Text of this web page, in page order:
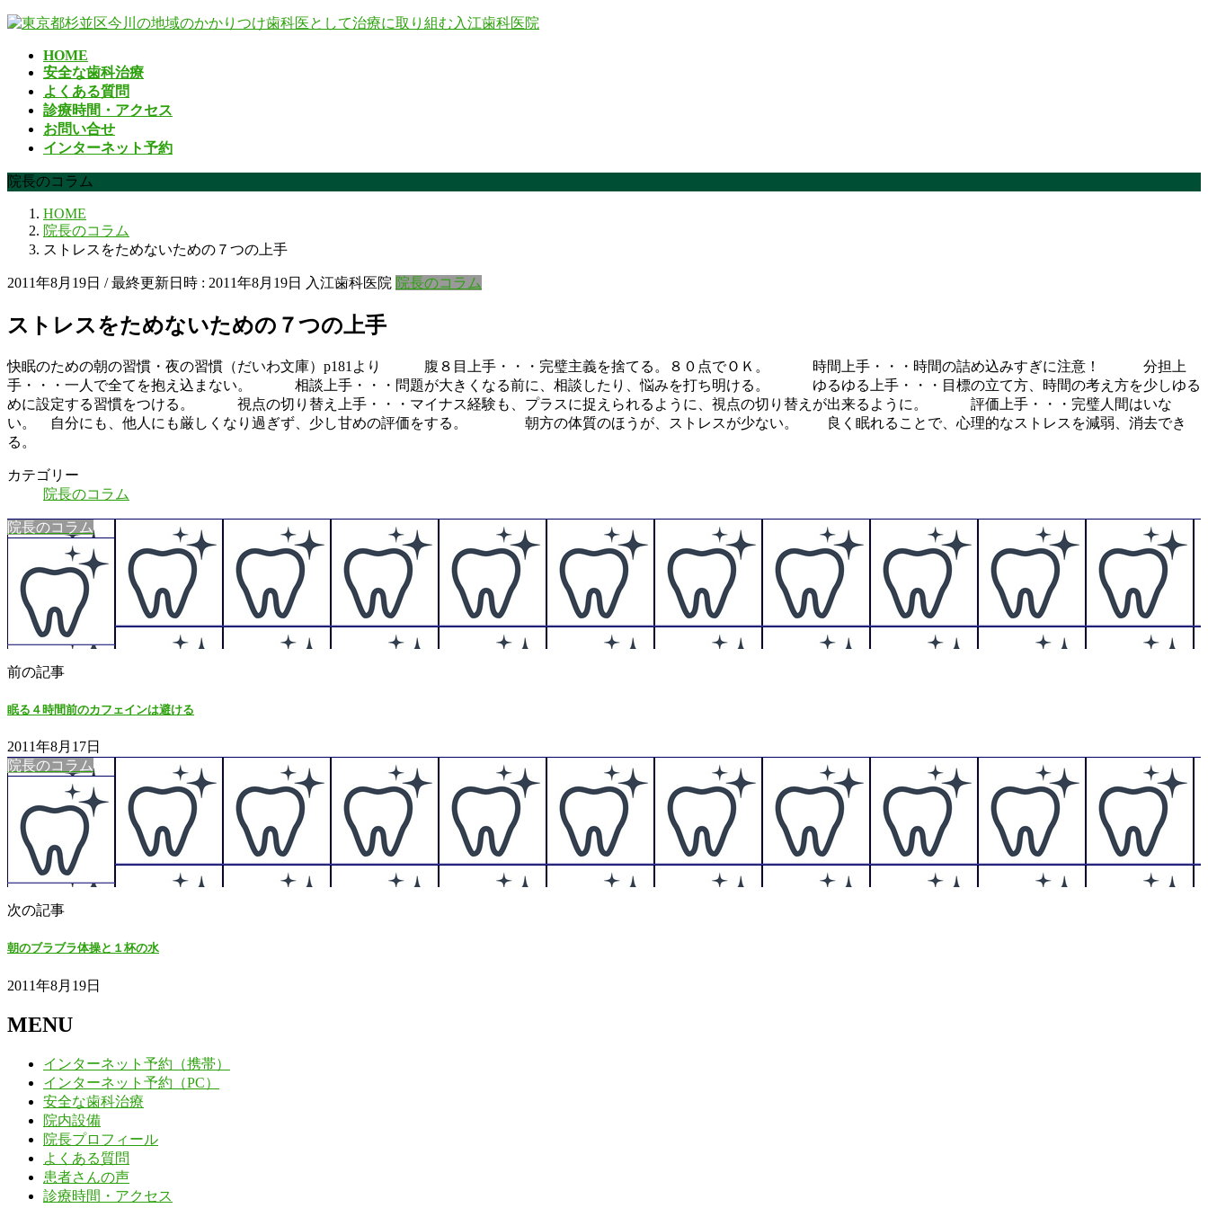
コ
ッ
プ
ナ
移
動
HOME
安全な歯科治療
よくある質問
診療時間・アクセス
お問い合せ
インターネット予約
院長のコラム
HOME
院長のコラム
ストレスをためないための７つの上手
2011年8月19日 / 最終更新日時 : 2011年8月19日 入江歯科医院 院長のコラム
ストレスをためないための７つの上手
快眠のための朝の習慣・夜の習慣（だいわ文庫）p181より 腹８目上手・・・完璧主義を捨てる。８０点でＯＫ。 時間上手・・・時間の詰め込みすぎに注意！ 分担上
手・・・一人で全てを抱え込まない。 相談上手・・・問題が大きくなる前に、相談したり、悩みを打ち明ける。 ゆるゆる上手・・・目標の立て方、時間の考え方を少しゆる
めに設定する習慣をつける。 視点の切り替え上手・・・マイナス経験も、プラスに捉えられるように、視点の切り替えが出来るように。 評価上手・・・完璧人間はいな
い。 自分にも、他人にも厳しくなり過ぎず、少し甘めの評価をする。 朝方の体質のほうが、ストレスが少ない。 良く眠れることで、心理的なストレスを減弱、消去でき
る。
カテゴリー
院長のコラム
院長のコラム
前の記事
眠る４時間前のカフェインは避ける
2011年8月17日
院長のコラム
次の記事
朝のブラブラ体操と１杯の水
2011年8月19日
MENU
インターネット予約（携帯）
インターネット予約（PC）
安全な歯科治療
院内設備
院長プロフィール
よくある質問
患者さんの声
診療時間・アクセス